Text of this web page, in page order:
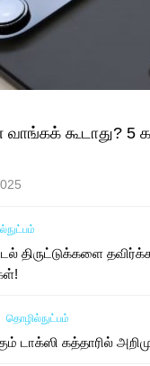
கூடாது? 5
திருட்டுக்களை
தொழில்நுட்பம்
டாக்ஸி கத்தாரில்